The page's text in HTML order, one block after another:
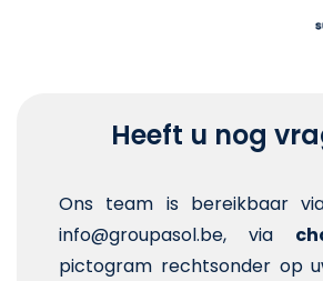
Heeft u nog
Ons team is bereikbaar
info@groupasol.be, via
pictogram rechtsonder op